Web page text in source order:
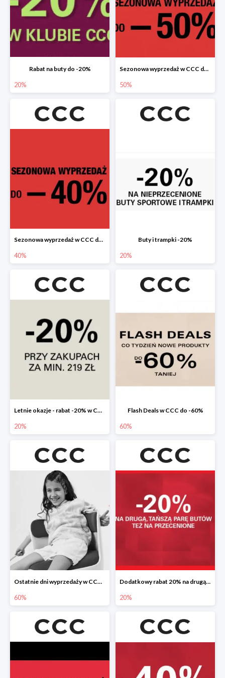
Rabat na buty do -20%
20%
Sezonowa wyprzedaż w CCC do -50%
50%
Sezonowa wyprzedaż w CCC do -40%
40%
Buty i trampki -20%
20%
Letnie okazje - rabat -20% w CCC
20%
Flash Deals w CCC do -60%
60%
Ostatnie dni wyprzedaży w CCC do -60%
60%
Dodatkowy rabat 20% na drugą, tańszą parę butów
20%